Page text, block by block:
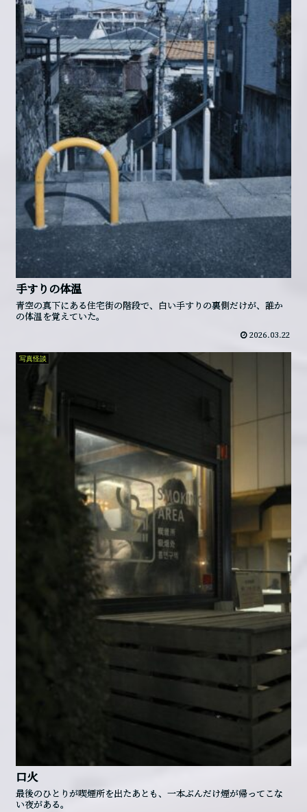
手すりの体温
青空の真下にある住宅街の階段で、白い手すりの裏側だけが、誰か
の体温を覚えていた。
2026.03.22
写真怪談
口火
最後のひとりが喫煙所を出たあとも、一本ぶんだけ煙が帰ってこな
い夜がある。